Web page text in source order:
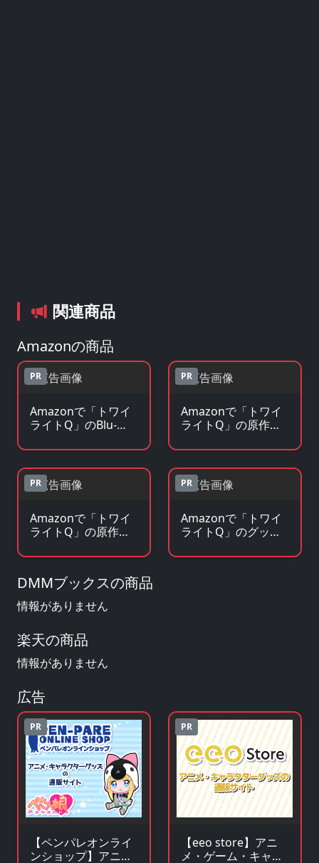
関連商品
Amazonの商品
PR
Amazonで「トワイ
ライトQ」のBlu-
PR
Amazonで「トワイ
ライトQ」の原作コ
PR
Amazonで「トワイ
ライトQ」の原作小
PR
Amazonで「トワイ
ライトQ」のグッ
る
DMMブックスの商品
情報がありません
楽天の商品
情報がありません
広告
PR
【ペンパレオンライ
ンショップ】アニ
PR
【eeo store】アニ
メ・ゲーム・キャラ